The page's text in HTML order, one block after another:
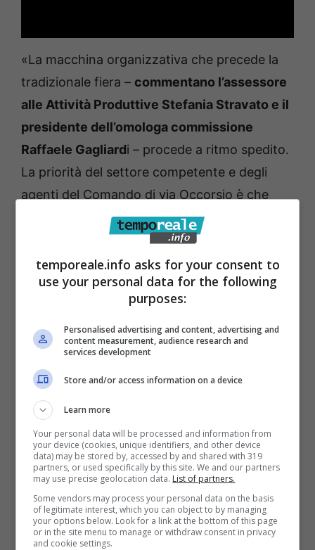
«La macchina organizzativa che precede la
tradizionale fiera – commentano l’assessore
alle Attività Produttive Stefania Stravato e il
presidente dell’omologa commissione
Raffaele Gagliardi – procede a ritmo spedito.
La priorità del settore competente e degli
agenti del Comando di via Occorsio è che
tutto si svolga in maniera ordinata offrendo
un’esperienza piacevole tanto per chi
acquista quanto per chi vende sui banchi
come nei negozi».
sindaco di Fondi Beniamino Maschietto
invita la cittadinanza a partecipare
numerosa e a prestare attenzione nei
momenti e nei luoghi più affollati
tradizionali celebrazioni religiose a cura della
Parrocchia di San Pietro, torna anche l’ormai
tradizionale trekking urbano con punto di
ritrovo di mercoledì 9 ottobre alle ore 18:30
presso il Castello dove sarà anche visitabile la
mostra fotografica “Raccontiamo Fondi”.
temporeale.info asks for your consent to
use your personal data for the following
purposes:
Personalised advertising and content, advertising and
content measurement, audience research and
services development
Store and/or access information on a device
Learn more
Your personal data will be processed and information from
your device (cookies, unique identifiers, and other device
data) may be stored by, accessed by and shared with 319
partners, or used specifically by this site. We and our partners
may use precise geolocation data. List of partners.
Some vendors may process your personal data on the basis
of legitimate interest, which you can object to by managing
your options below. Look for a link at the bottom of this page
or in the site menu to manage or withdraw consent in privacy
and cookie settings.